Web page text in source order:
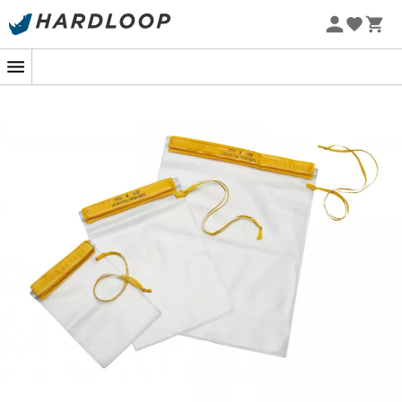
Sommarerbjudanden 🔥 -5 % EXTRA vid köp av 2 produkter*